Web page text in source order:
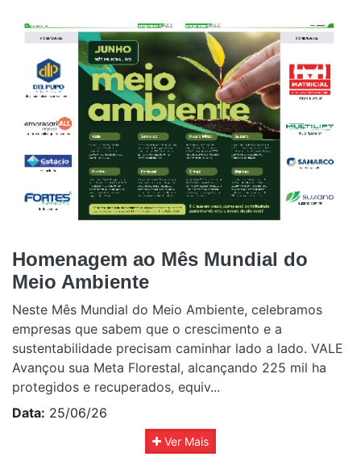
Homenagem ao Mês Mundial do
Meio Ambiente
Neste Mês Mundial do Meio Ambiente, celebramos
empresas que sabem que o crescimento e a
sustentabilidade precisam caminhar lado a lado. VALE
Avançou sua Meta Florestal, alcançando 225 mil ha
protegidos e recuperados, equiv...
Data: 25/06/26
Ver Mais